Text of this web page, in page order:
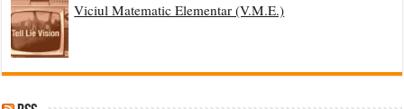
Viciul Matematic Elementar (V.M.E.)